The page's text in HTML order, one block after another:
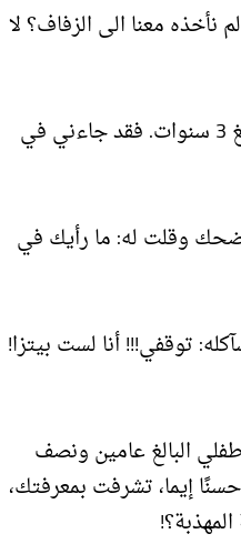
نأخذه معنا الى الزفاف؟ لا
لم ولن يخطر في بالي مطلقًا أن أسمع مثل هذه الجملة من طفلي البالغ 3 سنوات. فقد جاءني في
وقلت له: ما رأيك في
توقفي!!! أنا لست بيتزا!
البالغ عامين ونصف
إيما، تشرفت بمعرفتك،